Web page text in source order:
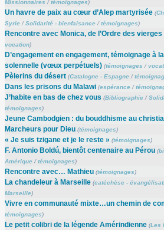
Missionnaires /témoignages)
Un havre de paix au cœur d’Alep martyrisée (
Syrie/Solidarité - bienfaisance/témoignages)
Rencontre avec Monica, de l’Ordre des
vocation)
D’engagement en engagement, témoignage à
solennelle (vœux perpétuels) (témoignages /
Pèlerins du désert (Catalogne - Espagne/
Dans les prisons du Malawi (espérance/
J’habite en bas de chez vous (Bibliographie/
témoignages)
Jeune Cambodgien : du bouddhisme au
Marcheurs pour Dieu (témoignages)
« Je suis tzigane et je le reste » (témoignages)
F. Antonio Boldú, bientôt centenaire au Pérou (
Amérique/témoignages)
Rencontre avec… Mathieu (témoignages)
La chandeleur à Marseille (catéchèse -
Marseille)
Vivre en communauté mixte…un chemin de
témoignages)
Le petit colibri de la légende Amérindienne (Les